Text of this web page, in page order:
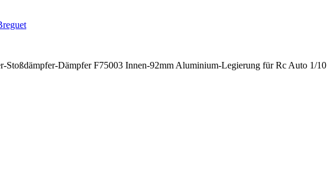
Stoßdämpfer-Dämpfer F75003 Innen-92mm Aluminium-Legierung für Rc Auto 1/10